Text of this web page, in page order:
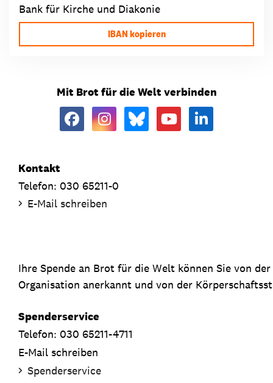
Bank für Kirche und Diakonie
IBAN kopieren
Mit Brot für die Welt verbinden
Kontakt
Telefon: 030 65211-0
E-Mail schreiben
Ihre Spende an Brot für die Welt können Sie von
Organisation anerkannt und von der
Spenderservice
Telefon: 030 65211-4711
E-Mail schreiben
Spenderservice